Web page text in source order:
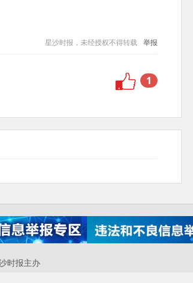
星沙时报，未经授权不得转载 举报
1
时报主办